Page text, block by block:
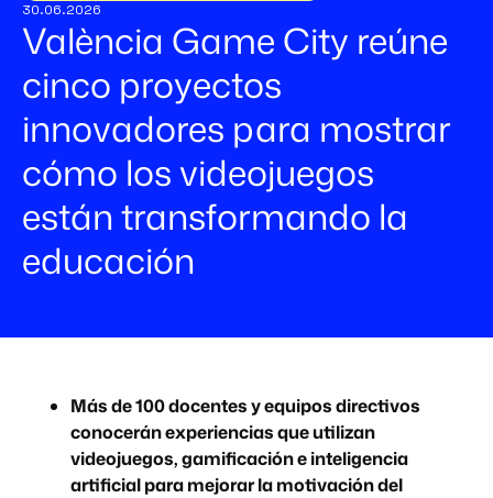
30.06.2026
València Game City reúne
cinco proyectos
innovadores para mostrar
cómo los videojuegos
están transformando la
educación
Más de 100 docentes y equipos directivos
conocerán experiencias que utilizan
videojuegos, gamificación e inteligencia
artificial para mejorar la motivación del